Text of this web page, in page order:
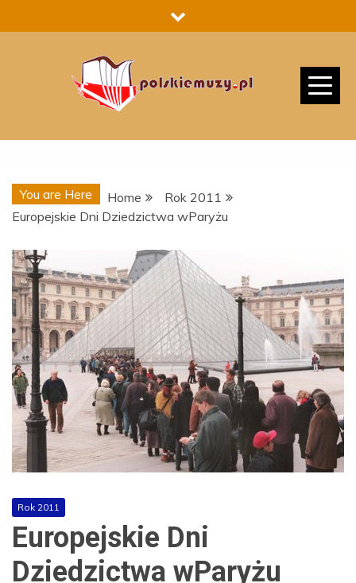
to
You are Here Home
Rok 2011
Europejskie Dni Dziedzictwa wParyżu
Rok 2011
Europejskie Dni
Dziedzictwa wParyżu